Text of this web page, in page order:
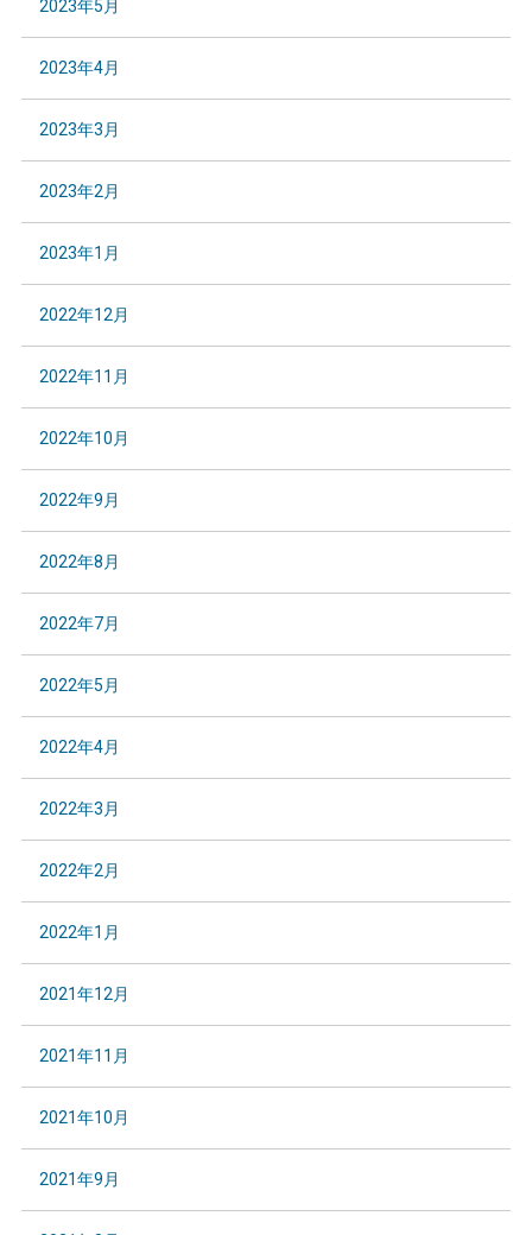
2023年5月
2023年4月
2023年3月
2023年2月
2023年1月
2022年12月
2022年11月
2022年10月
2022年9月
2022年8月
2022年7月
2022年5月
2022年4月
2022年3月
2022年2月
2022年1月
2021年12月
2021年11月
2021年10月
2021年9月